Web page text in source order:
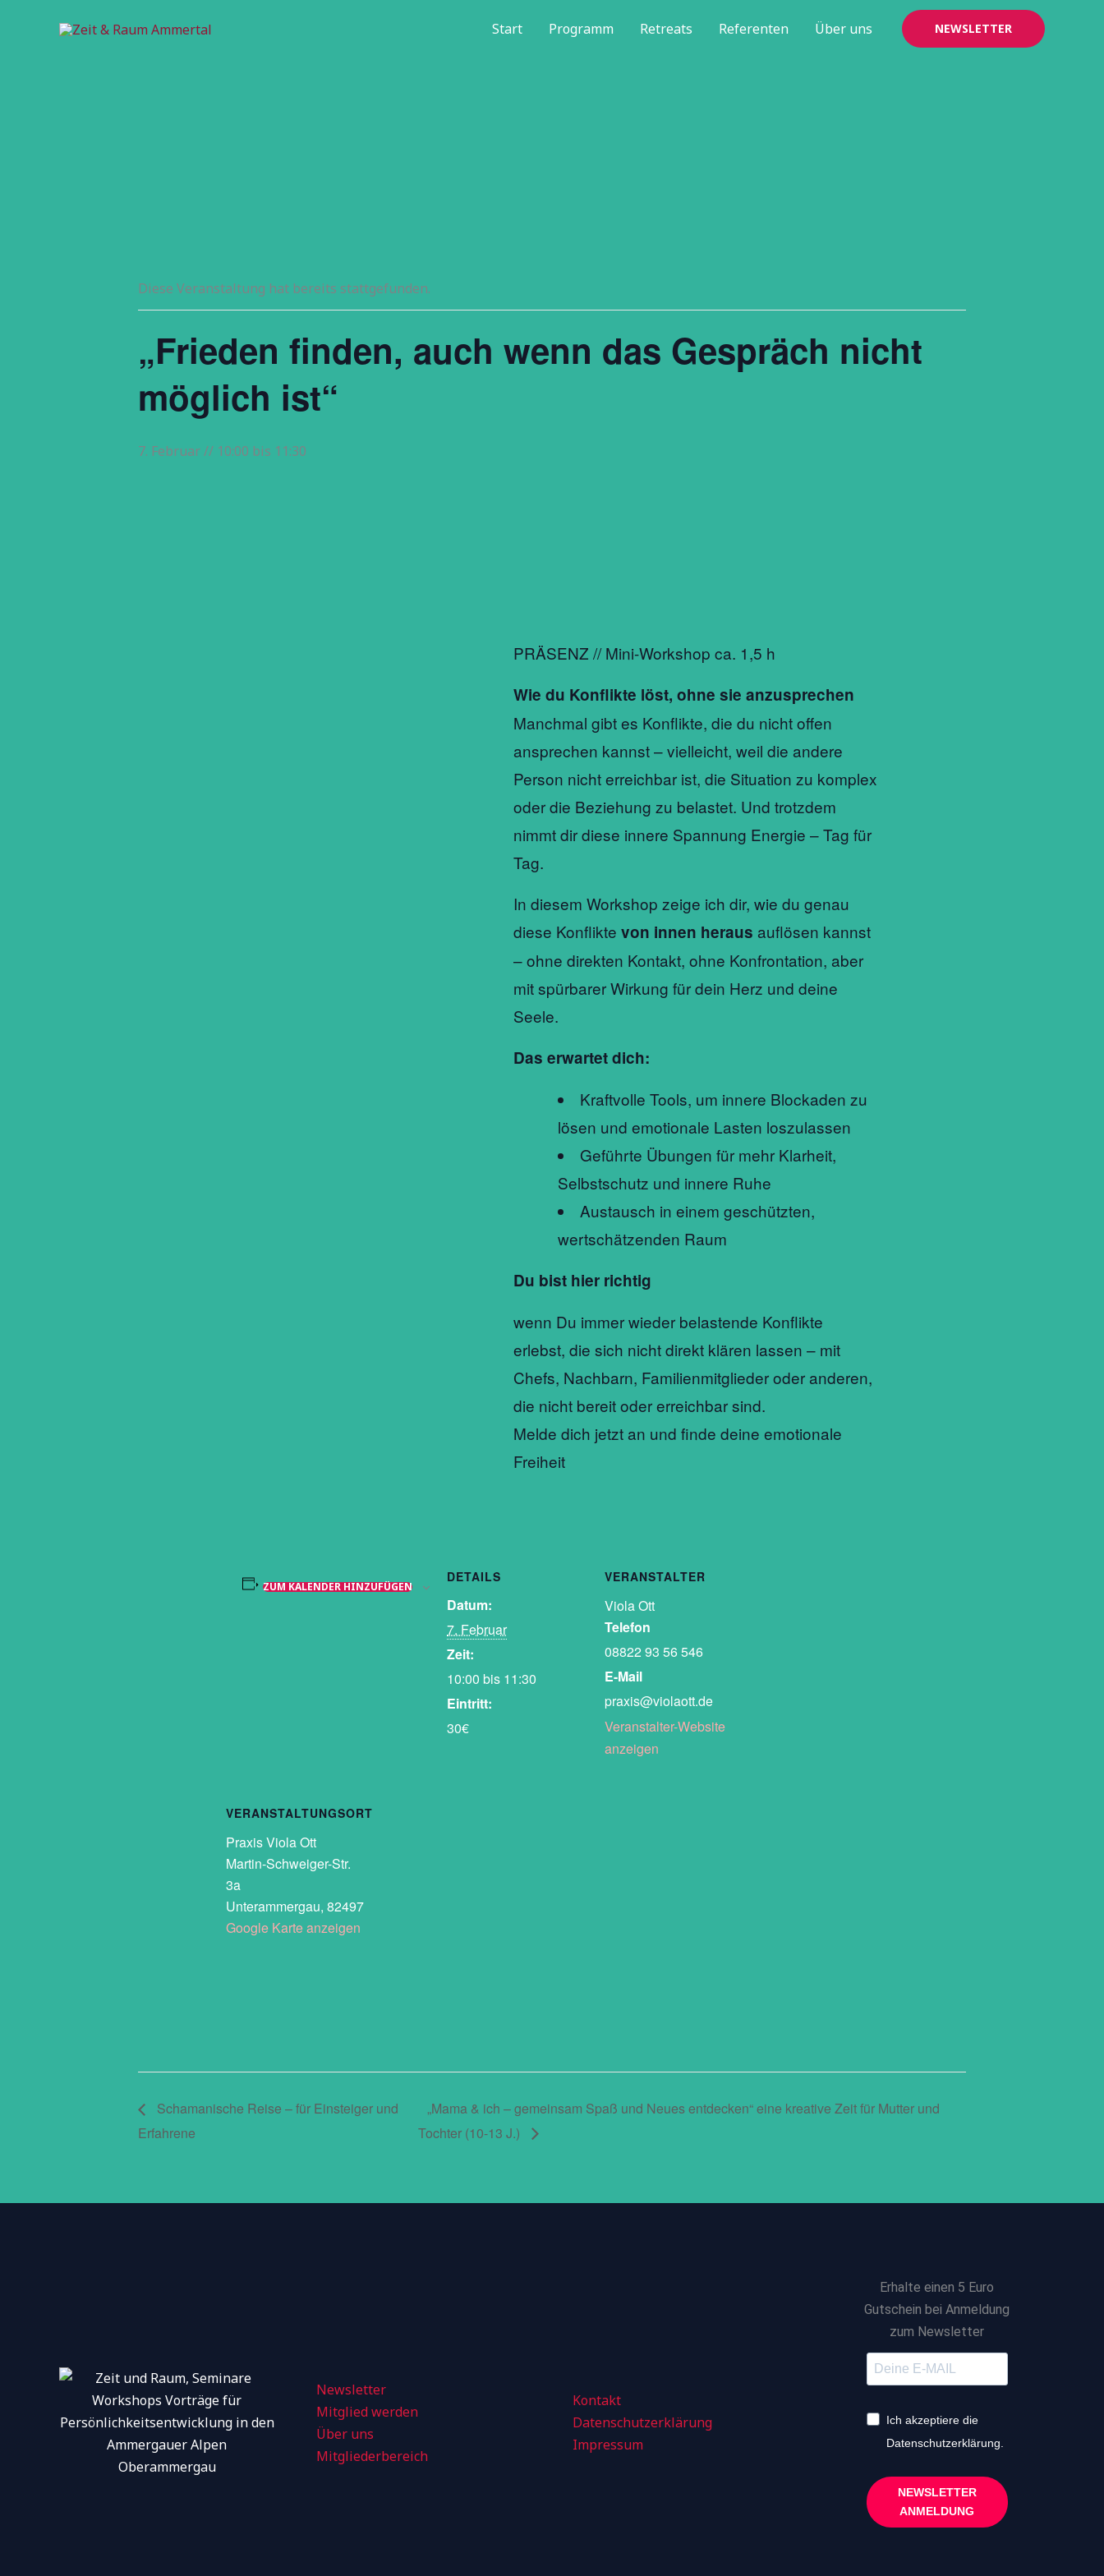
Start Programm Retreats Referenten Über uns NEWSLETTER
Diese Veranstaltung hat bereits stattgefunden.
„Frieden finden, auch wenn das Gespräch nicht
möglich ist“
7. Februar // 10:00 bis 11:30
PRÄSENZ // Mini-Workshop ca. 1,5 h
Wie du Konflikte löst, ohne sie anzusprechen
Manchmal gibt es Konflikte, die du nicht offen
ansprechen kannst – vielleicht, weil die andere
Person nicht erreichbar ist, die Situation zu komplex
oder die Beziehung zu belastet. Und trotzdem
nimmt dir diese innere Spannung Energie – Tag für
Tag.
In diesem Workshop zeige ich dir, wie du genau
diese Konflikte von innen heraus auflösen kannst
– ohne direkten Kontakt, ohne Konfrontation, aber
mit spürbarer Wirkung für dein Herz und deine
Seele.
Das erwartet dich:
Kraftvolle Tools, um innere Blockaden zu
lösen und emotionale Lasten loszulassen
Geführte Übungen für mehr Klarheit,
Selbstschutz und innere Ruhe
Austausch in einem geschützten,
wertschätzenden Raum
Du bist hier richtig
wenn Du immer wieder belastende Konflikte
erlebst, die sich nicht direkt klären lassen – mit
Chefs, Nachbarn, Familienmitglieder oder anderen,
die nicht bereit oder erreichbar sind.
Melde dich jetzt an und finde deine emotionale
Freiheit
ZUM KALENDER HINZUFÜGEN
DETAILS
Datum:
7. Februar
Zeit:
10:00 bis 11:30
Eintritt:
30€
VERANSTALTER
Viola Ott
Telefon
08822 93 56 546
E-Mail
praxis@violaott.de
Veranstalter-Website
anzeigen
VERANSTALTUNGSORT
Praxis Viola Ott
Martin-Schweiger-Str.
3a
Unterammergau, 82497
Google Karte anzeigen
Schamanische Reise – für Einsteiger und
Erfahrene
„Mama & ich – gemeinsam Spaß und Neues entdecken“ eine kreative Zeit für Mutter und
Tochter (10-13 J.)
Newsletter
Mitglied werden
Über uns
Mitgliederbereich
Kontakt
Datenschutzerklärung
Impressum
Erhalte einen 5 Euro
Gutschein bei Anmeldung
zum Newsletter
Ich akzeptiere die
Datenschutzerklärung.
NEWSLETTER
ANMELDUNG